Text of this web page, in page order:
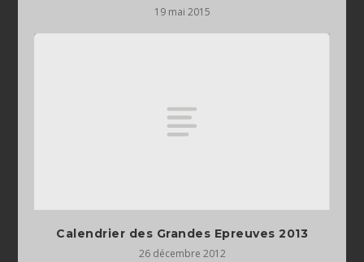
19 mai 2015
Calendrier des Grandes Epreuves 2013
26 décembre 2012